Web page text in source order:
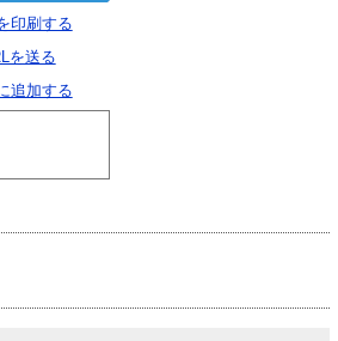
印刷する
を送る
追加する